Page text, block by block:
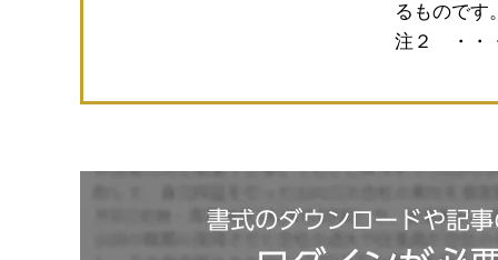
るものです
注２ ・・